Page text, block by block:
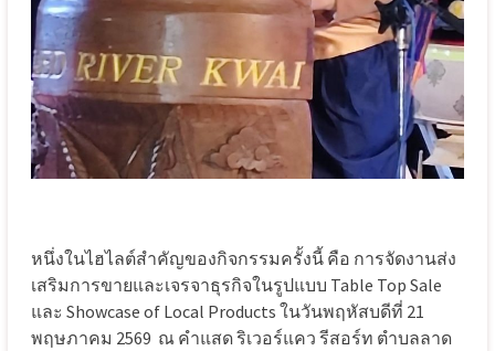
หนึ่งในไฮไลต์สำคัญของกิจกรรมครั้งนี้ คือ การจัดงานส่ง
เสริมการขายและเจรจาธุรกิจในรูปแบบ Table Top Sale
และ Showcase of Local Products ในวันพฤหัสบดีที่ 21
พฤษภาคม 2569 ณ คำแสด ริเวอร์แคว รีสอร์ท ตำบลลาด